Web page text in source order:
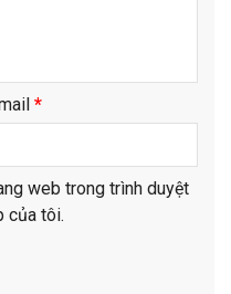
*
web trong trình duyệt
của tôi.